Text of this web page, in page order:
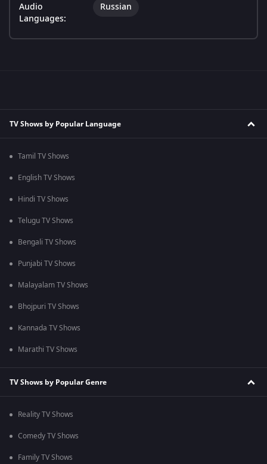
Audio
Languages:
Russian
TV Shows by Popular Language
Tamil TV Shows
English TV Shows
Hindi TV Shows
Telugu TV Shows
Bengali TV Shows
Punjabi TV Shows
Malayalam TV Shows
Bhojpuri TV Shows
Kannada TV Shows
Marathi TV Shows
TV Shows by Popular Genre
Reality TV Shows
Comedy TV Shows
Family TV Shows